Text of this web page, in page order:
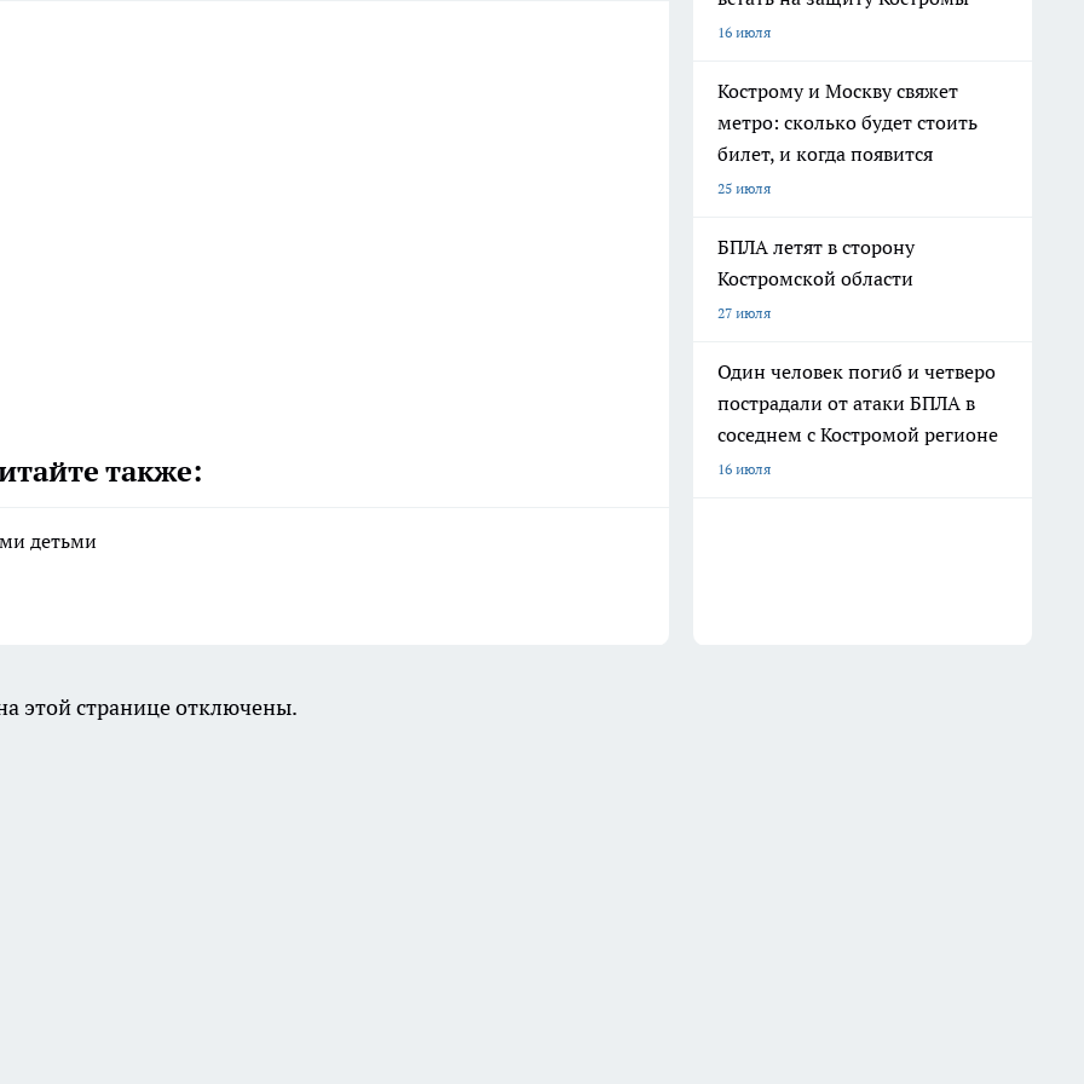
также:
детьми
16 июля
Кострому и Москву свяжет
метро: сколько будет стоить
билет, и когда появится
25 июля
БПЛА летят в сторону
Костромской области
27 июля
Один человек погиб и четверо
пострадали от атаки БПЛА в
соседнем с Костромой регионе
16 июля
этой странице отключены.